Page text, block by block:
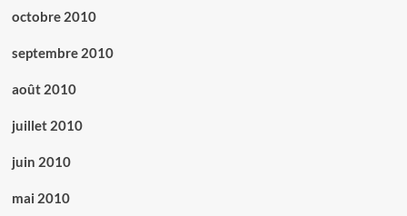
octobre 2010
septembre 2010
août 2010
juillet 2010
juin 2010
mai 2010